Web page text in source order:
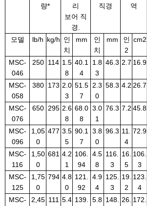
량*
리
보어 직
경.
직경
역
모델 lb/h kg/h 인
치
mm
인
치
mm
인
2
cm2
MSC-
046
250 114 1.5
8
40.1
4
1.8
3
46.3 2.7 16.9
MSC-
058
380 173 2.0
3
51.5
7
2.3
0
58.3 4.2 26.7
MSC-
076
650 295 2.6
8
68.0
8
3.0
1
76.3 7.2 45.8
MSC-
096
1,05
0
477 3.5
5
90.1
7
3.8
0
96.3 11.
4
72.9
MSC-
116
1,50
0
681 4.2
1
106.
94
4.5
8
116.
3
16.
5
106.
3
MSC-
125
1,75
0
794 4.8
0
121.
92
4.9
4
125.
3
19.
2
123.
4
MSC-
2,45 111 5.4 139. 5.8 148. 26. 172.